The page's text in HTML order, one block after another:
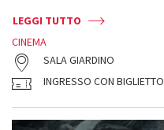
LEGGI TUTTO
CINEMA
SALA GIARDINO
INGRESSO CON BIGLIETTO